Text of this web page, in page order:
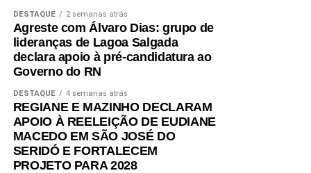
A reunião em Cidade da Esperança integra uma série de
encontros que Gustavo Carvalho vem realizando em
diversas regiões do estado para apresentar os resultados
do mandato, ouvir sugestões e construir novas propostas
Educação Profissional, que registrou crescimento de
254%, alcançando 25 mil matrículas em 144 escolas. A
rede ainda fortaleceu a Educação de Jovens e Adultos
(EJA), com quase 24 mil estudantes, ampliou a educação
da educação, com mais de 5 mil convocações desde
2019.
DESTAQUE 2 semanas atrás
Agreste com Álvaro Dias: grupo de
lideranças de Lagoa Salgada
declara apoio à pré-candidatura ao
Governo do RN
DESTAQUE 4 semanas atrás
REGIANE E MAZINHO DECLARAM
APOIO À REELEIÇÃO DE EUDIANE
MACEDO EM SÃO JOSÉ DO
SERIDÓ E FORTALECEM
PROJETO PARA 2028